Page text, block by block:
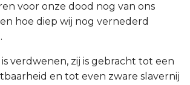
voor onze dood nog van ons
hoe diep wij nog vernederd
verdwenen, zij is gebracht tot een
en tot even zware slavernij